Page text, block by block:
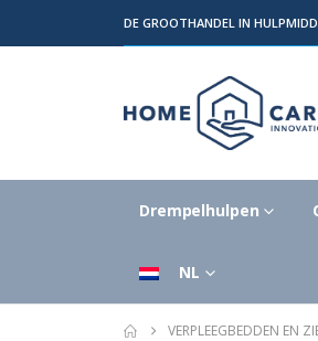
DE GROOTHANDEL IN
Drempelhulpen
NL
VERPLEEGBEDDEN EN